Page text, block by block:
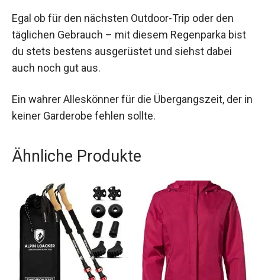
Egal ob für den nächsten Outdoor-Trip oder den
täglichen Gebrauch – mit diesem Regenparka
bist du stets bestens ausgerüstet und siehst
dabei auch noch gut aus.
Ein wahrer Alleskönner für die Übergangszeit, der
in keiner Garderobe fehlen sollte.
Ähnliche Produkte